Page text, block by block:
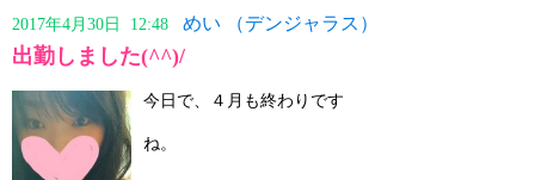
2017年4月30日 12:48 めい （デンジャラス）
出勤しました(^^)/
今日で、４月も終わりです
ね。